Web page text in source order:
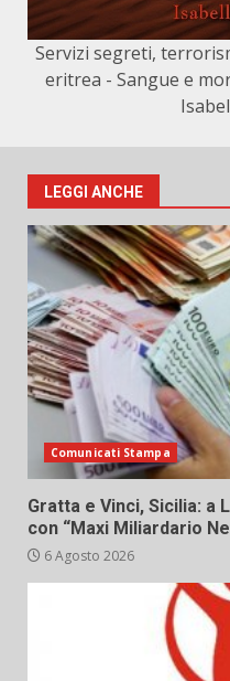
Servizi segreti,
eritrea - Sangue e
LEGGI ANCHE
Comunicati Stampa
Gratta e Vinci, Sicilia: a
con “Maxi Miliardario
6 Agosto 2026